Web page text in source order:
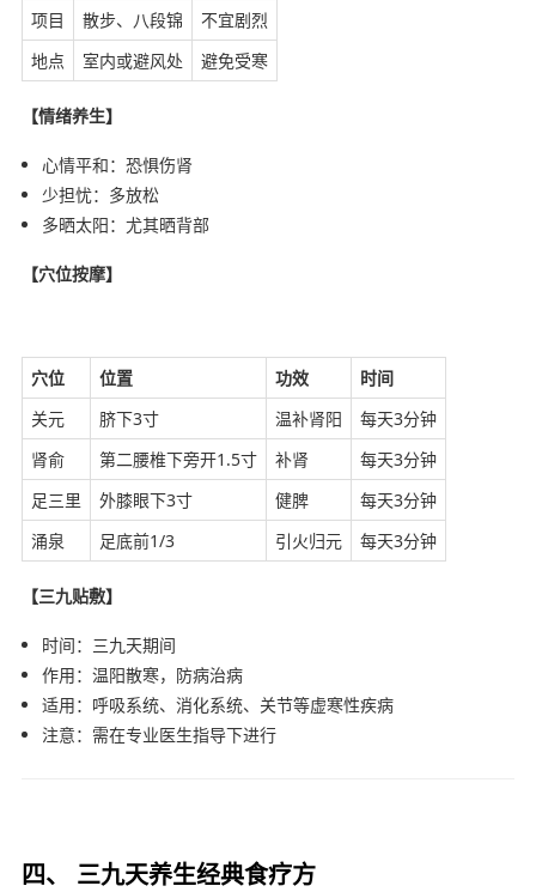
项目
散步、八段锦
不宜剧烈
地点
室内或避风处 避免受寒
【情绪养生】
心情平和：恐惧伤肾
少担忧：多放松
多晒太阳：尤其晒背部
【穴位按摩】
穴位 位置 功效
时间
关元
脐下3寸 温补肾阳
每天3分钟
肾俞
第二腰椎下旁开1.5寸 补肾
每天3分钟
足三里
外膝眼下3寸 健脾
每天3分钟
涌泉
足底前1/3 引火归元 每天3分钟
【三九贴敷】
时间：三九天期间
作用：温阳散寒，防病治病
适用：呼吸系统、消化系统、关节等虚寒性疾病
注意：需在专业医生指导下进行
四、 三九天养生经典食疗方